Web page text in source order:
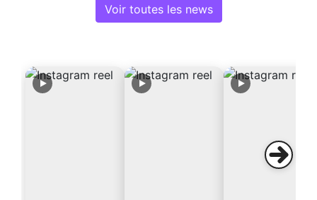
Voir toutes les news